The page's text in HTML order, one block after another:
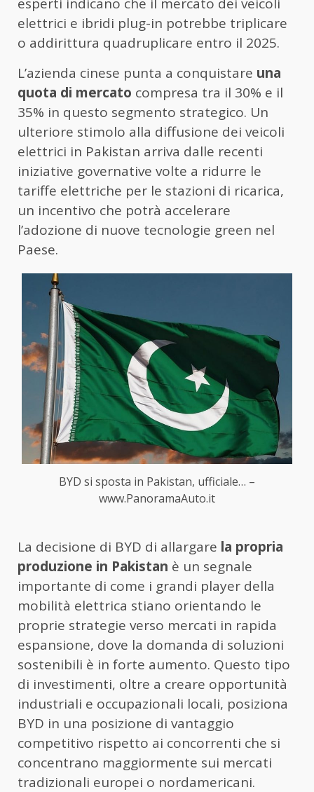
esperti indicano che il mercato dei veicoli
elettrici e ibridi plug-in potrebbe triplicare
o addirittura quadruplicare entro il 2025.
L’azienda cinese punta a conquistare una
quota di mercato compresa tra il 30% e il
35% in questo segmento strategico. Un
ulteriore stimolo alla diffusione dei veicoli
elettrici in Pakistan arriva dalle recenti
iniziative governative volte a ridurre le
tariffe elettriche per le stazioni di ricarica,
un incentivo che potrà accelerare
l’adozione di nuove tecnologie green nel
Paese.
BYD si sposta in Pakistan, ufficiale… –
www.PanoramaAuto.it
La decisione di BYD di allargare la propria
produzione in Pakistan è un segnale
importante di come i grandi player della
mobilità elettrica stiano orientando le
proprie strategie verso mercati in rapida
espansione, dove la domanda di soluzioni
sostenibili è in forte aumento. Questo tipo
di investimenti, oltre a creare opportunità
industriali e occupazionali locali, posiziona
BYD in una posizione di vantaggio
competitivo rispetto ai concorrenti che si
concentrano maggiormente sui mercati
tradizionali europei o nordamericani.